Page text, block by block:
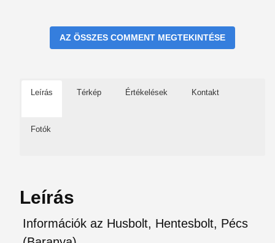
AZ ÖSSZES COMMENT MEGTEKINTÉSE
Leírás Térkép Értékelések Kontakt
Fotók
Leírás
Információk az Husbolt, Hentesbolt, Pécs